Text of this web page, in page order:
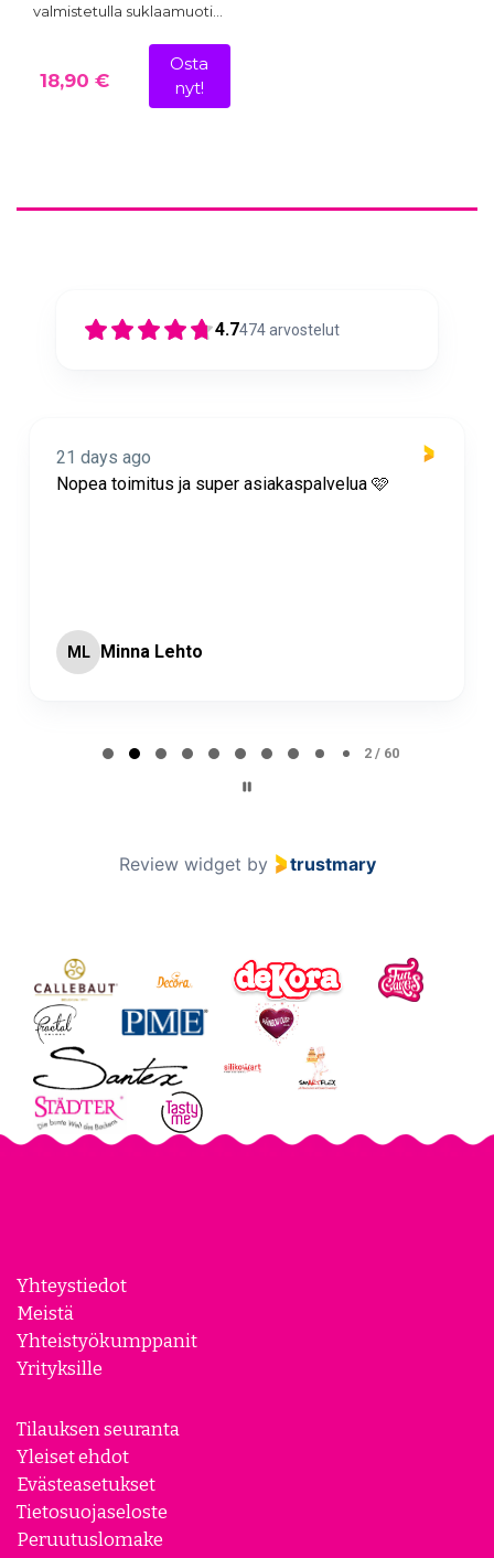
valmistetulla suklaamuoti…
18,90 €
Osta
nyt!
4.7474arvostelut
21 days ago
Nopea toimitus ja super asiakaspalvelua 🩷
ML Minna Lehto
2 / 60
Review widget by trustmary
Yhteystiedot
Meistä
Yhteistyökumppanit
Yrityksille
Tilauksen seuranta
Yleiset ehdot
Evästeasetukset
Tietosuojaseloste
Peruutuslomake